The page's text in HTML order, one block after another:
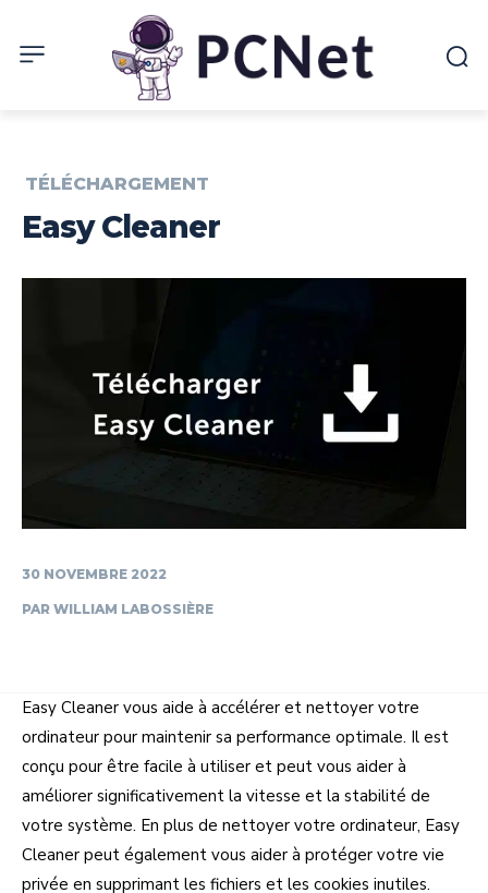
TÉLÉCHARGEMENT
Easy Cleaner
30 NOVEMBRE 2022
PAR WILLIAM LABOSSIÈRE
Easy Cleaner vous aide à accélérer et nettoyer votre
ordinateur pour maintenir sa performance optimale. Il est
conçu pour être facile à utiliser et peut vous aider à
améliorer significativement la vitesse et la stabilité de
votre système. En plus de nettoyer votre ordinateur, Easy
Cleaner peut également vous aider à protéger votre vie
privée en supprimant les fichiers et les cookies inutiles.